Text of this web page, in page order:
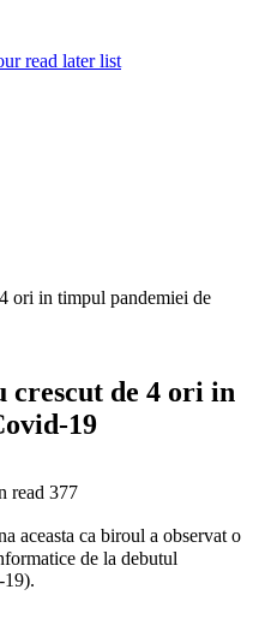
read later list
crescut de 4 ori in
19
read 377
aceasta ca biroul a observat o
de la debutul